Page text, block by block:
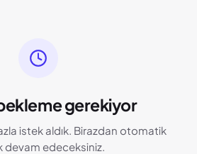
gerekiyor
istek aldık. Birazdan otomatik
devam edeceksiniz.